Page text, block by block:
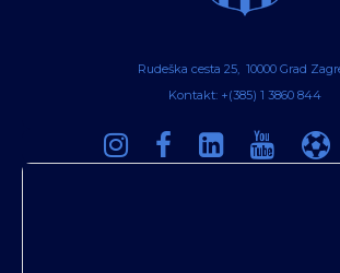
Rudeška cesta 25, 10000 Grad
Kontakt: +(385) 1 3860 844